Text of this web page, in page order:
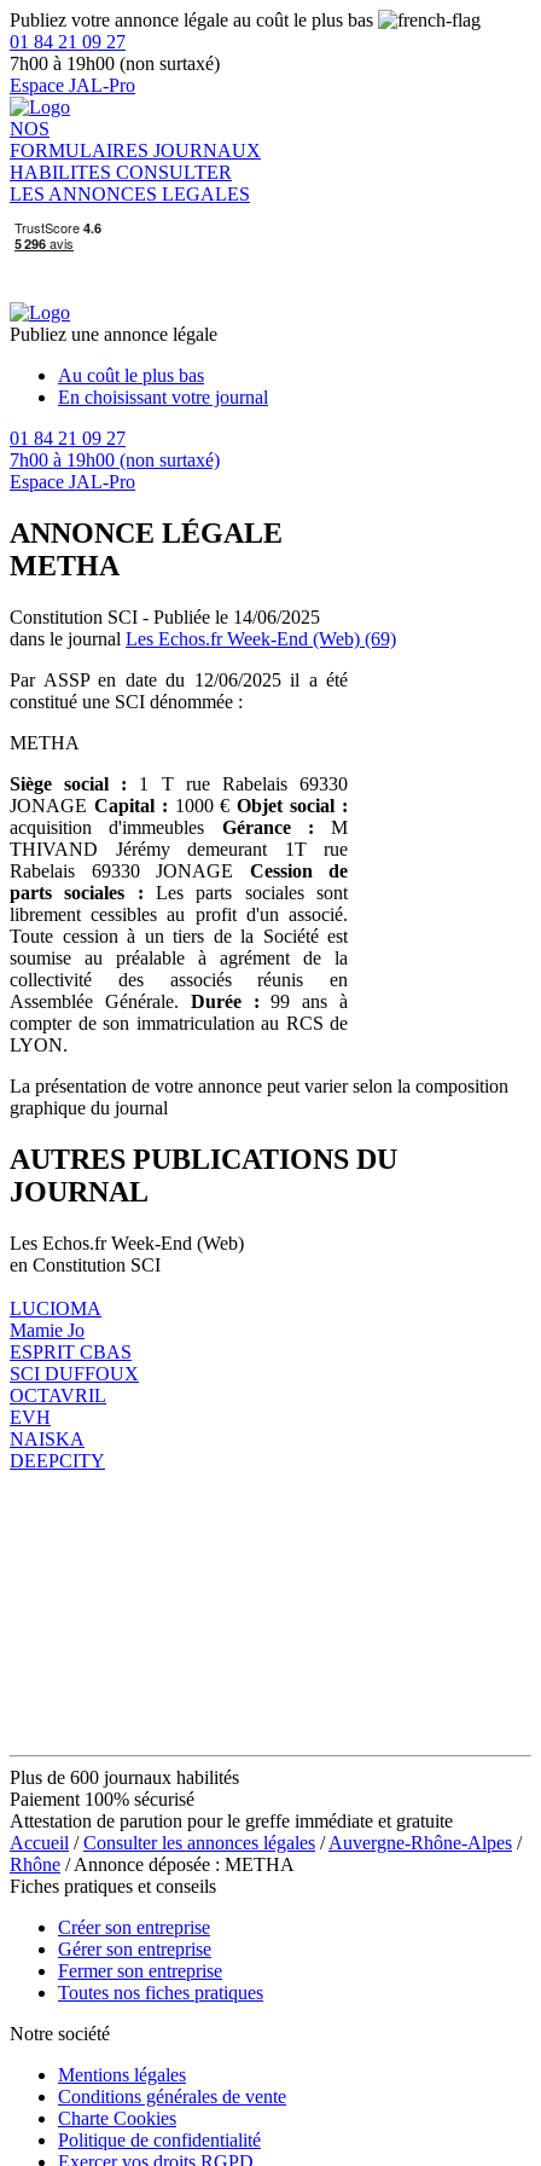
Publiez votre annonce légale au coût le plus bas
01 84 21 09 27
7h00 à 19h00 (non surtaxé)
Espace JAL-Pro
NOS
FORMULAIRES JOURNAUX
HABILITES CONSULTER
LES ANNONCES LEGALES
Publiez une annonce légale
Au coût le plus bas
En choisissant votre journal
01 84 21 09 27
7h00 à 19h00 (non surtaxé)
Espace JAL-Pro
ANNONCE LÉGALE
METHA
Constitution SCI - Publiée le 14/06/2025
dans le journal Les Echos.fr Week-End (Web) (69)
Par ASSP en date du 12/06/2025 il a été
constitué une SCI dénommée :
METHA
Siège social : 1 T rue Rabelais 69330
JONAGE Capital : 1000 €Objet social :
acquisition d'immeubles Gérance : M
THIVAND Jérémy demeurant 1T rue
Rabelais 69330 JONAGE Cession de
parts sociales : Les parts sociales sont
librement cessibles au profit d'un associé.
Toute cession à un tiers de la Société est
soumise au préalable à agrément de la
collectivité des associés réunis en
Assemblée Générale. Durée : 99 ans à
compter de son immatriculation au RCS de
LYON.
La présentation de votre annonce peut varier selon la composition
graphique du journal
AUTRES PUBLICATIONS DU
JOURNAL
Les Echos.fr Week-End (Web)
en Constitution SCI
LUCIOMA
Mamie Jo
ESPRIT CBAS
SCI DUFFOUX
OCTAVRIL
EVH
NAISKA
DEEPCITY
Plus de 600 journaux habilités
Paiement 100% sécurisé
Attestation de parution pour le greffe immédiate et gratuite
Accueil /Consulter les annonces légales /Auvergne-Rhône-Alpes /
Rhône / Annonce déposée : METHA
Fiches pratiques et conseils
Créer son entreprise
Gérer son entreprise
Fermer son entreprise
Toutes nos fiches pratiques
Notre société
Mentions légales
Conditions générales de vente
Charte Cookies
Politique de confidentialité
Exercer vos droits RGPD